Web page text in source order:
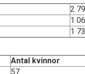
2
1
1
Antal kvinnor
57